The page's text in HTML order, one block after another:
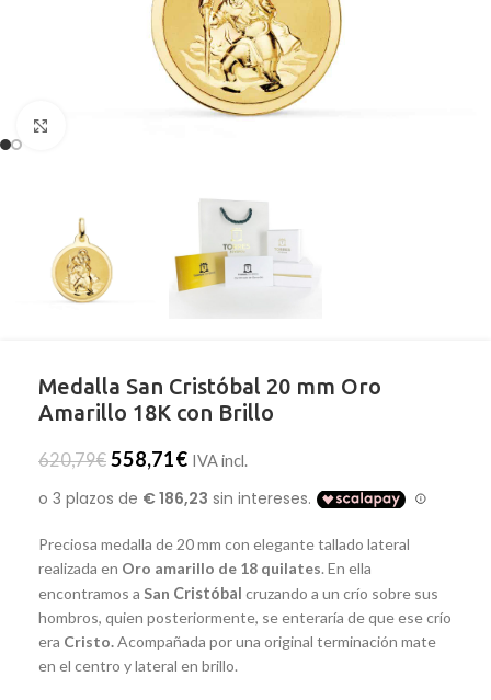
Medalla San Cristóbal 20 mm Oro
Amarillo 18K con Brillo
620,79€ 558,71€ IVA incl.
Preciosa medalla de 20 mm con elegante tallado lateral
realizada en Oro amarillo de 18 quilates. En ella
encontramos a San Cristóbal cruzando a un crío sobre sus
hombros, quien posteriormente, se enteraría de que ese crío
era Cristo.Acompañada por una original terminación mate
en el centro y lateral en brillo.